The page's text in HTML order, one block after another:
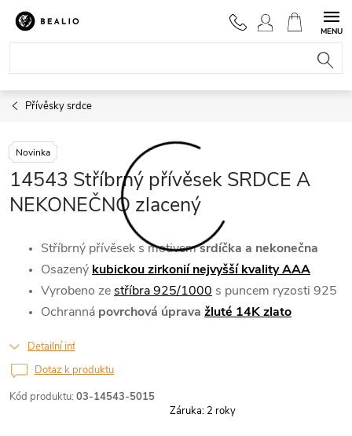
Přejít
obsah
NÁKUPNÍ
KOŠÍK
Přívěsky srdce
Novinka
14543 Stříbrný přívěsek SRDCE A
NEKONEČNO zlacený
Kód produktu: 03-14543-5015
Stříbrný přívěsek s motivemsrdíčka a nekonečna
Osazený kubickou zirkonií nejvyšší kvality AAA
Vyrobeno zestříbra 925/1000 s puncem ryzosti 925
Ochranná povrchová úprava žluté 14K zlato
Detailní informace
Dotaz k produktu
Záruka: 2 roky